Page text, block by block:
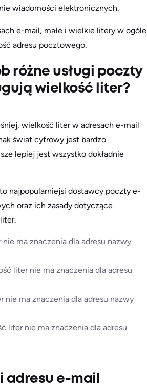
wiadomości elektronicznych.
e-mail, małe i wielkie litery w ogóle
adresu pocztowego.
różne usługi poczty
wielkość liter?
wielkość liter w adresach e-mail
świat cyfrowy jest bardzo
lepiej jest wszystko dokładnie
najpopularniejsi dostawcy poczty e-
oraz ich zasady dotyczące
ma znaczenia dla adresu nazwy
liter nie ma znaczenia dla adresu
nie ma znaczenia dla adresu nazwy
liter nie ma znaczenia dla adresu
adresu e-mail